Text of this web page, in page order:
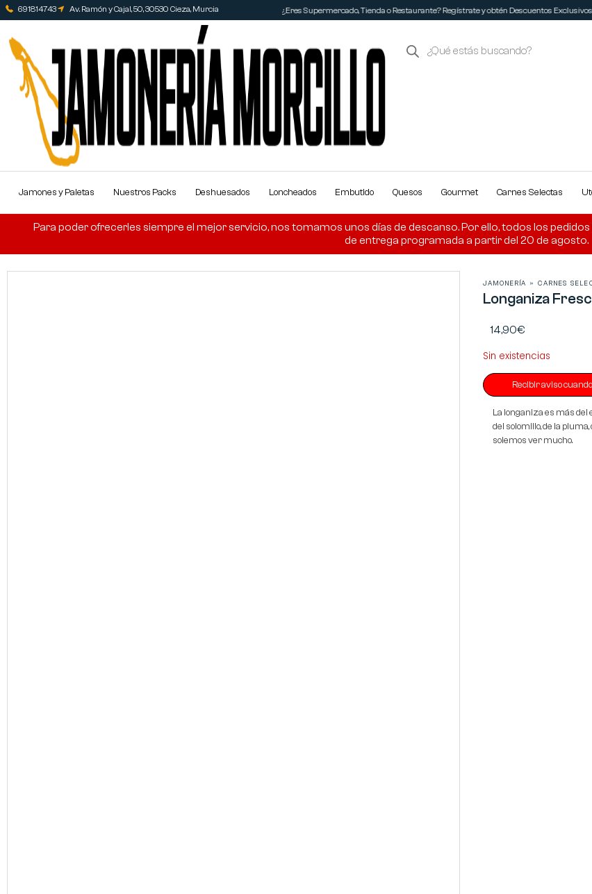
691814743 Av. Ramón y Cajal, 50, 30530 Cieza, Murcia ¿Eres Supermercado, Tienda o Restaurante? Regístrate y obtén Descuentos Exclusivos
Jamones y Paletas Nuestros Packs Deshuesados Loncheados Embutido Quesos Gourmet Carnes Selectas
Para poder ofrecerles siempre el mejor servicio, nos tomamos unos días de descanso. Por ello, todos los
de entrega programada a partir del 20 de agosto.
JAMONERÍA »CARNES
Longaniza
14,90€
Sin existencias
La longaniza es más del
del solomillo, de la
solemos ver mucho.